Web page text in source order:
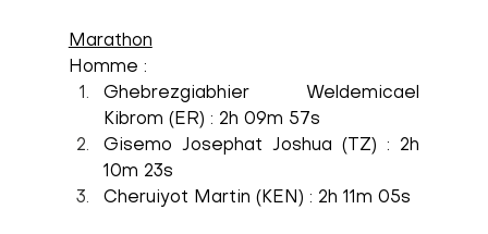
Marathon
Homme :
Ghebrezgiabhier Weldemicael
Kibrom (ER) : 2h 09m 57s
Gisemo Josephat Joshua (TZ) : 2h
10m 23s
Cheruiyot Martin (KEN) : 2h 11m 05s